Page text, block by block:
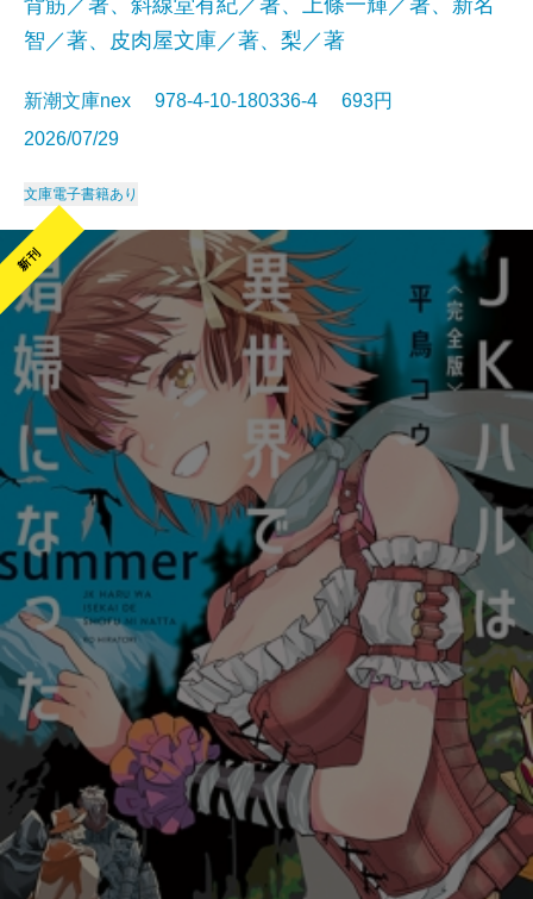
智／著、皮肉屋文庫／著、梨／著
新潮文庫nex 978-4-10-180336-4 693円
2026/07/29
文庫電子書籍あり
新刊